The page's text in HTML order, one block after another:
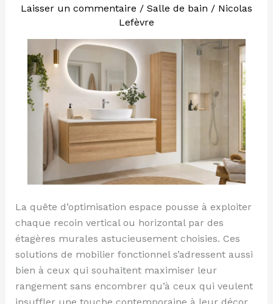
Laisser un commentaire / Salle de bain / Nicolas
Lefèvre
La quête d’optimisation espace pousse à exploiter
chaque recoin vertical ou horizontal par des
étagères murales astucieusement choisies. Ces
solutions de mobilier fonctionnel s’adressent aussi
bien à ceux qui souhaitent maximiser leur
rangement sans encombrer qu’à ceux qui veulent
bain
idées
pratiques
déco